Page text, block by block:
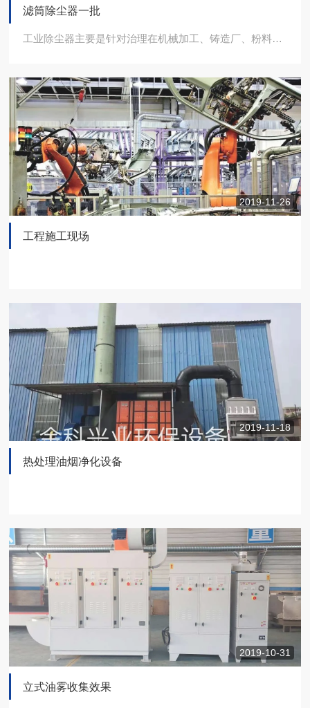
滤筒除尘器一批
工业除尘器主要是针对治理在机械加工、铸造厂、粉料回收、医疗生产、食品加工，焊接烟...
2019-11-26
工程施工现场
2019-11-18
热处理油烟净化设备
2019-10-31
立式油雾收集效果